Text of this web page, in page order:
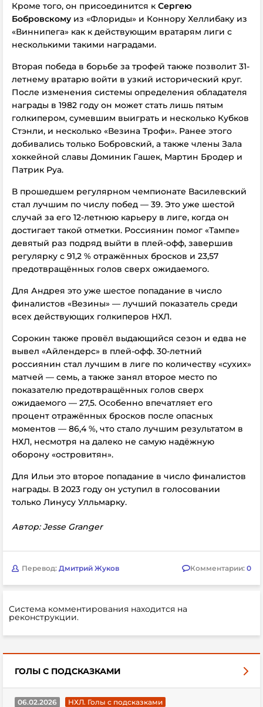
Кроме того, он присоединится к Сергею
Бобровскому из «Флориды» и Коннору Хеллибаку из
«Виннипега» как к действующим вратарям лиги с
несколькими такими наградами.
Вторая победа в борьбе за трофей также позволит 31-
летнему вратарю войти в узкий исторический круг.
После изменения системы определения обладателя
награды в 1982 году он может стать лишь пятым
голкипером, сумевшим выиграть и несколько Кубков
Стэнли, и несколько «Везина Трофи». Ранее этого
добивались только Бобровский, а также члены Зала
хоккейной славы Доминик Гашек, Мартин Бродер и
Патрик Руа.
В прошедшем регулярном чемпионате Василевский
стал лучшим по числу побед — 39. Это уже шестой
случай за его 12-летнюю карьеру в лиге, когда он
достигает такой отметки. Россиянин помог «Тампе»
девятый раз подряд выйти в плей-офф, завершив
регулярку с 91,2 % отражённых бросков и 23,57
предотвращённых голов сверх ожидаемого.
Для Андрея это уже шестое попадание в число
финалистов «Везины» — лучший показатель среди
всех действующих голкиперов НХЛ.
Сорокин также провёл выдающийся сезон и едва не
вывел «Айлендерс» в плей-офф. 30-летний
россиянин стал лучшим в лиге по количеству «сухих»
матчей — семь, а также занял второе место по
показателю предотвращённых голов сверх
ожидаемого — 27,5. Особенно впечатляет его
процент отражённых бросков после опасных
моментов — 86,4 %, что стало лучшим результатом в
НХЛ, несмотря на далеко не самую надёжную
оборону «островитян».
Для Ильи это второе попадание в число финалистов
награды. В 2023 году он уступил в голосовании
только Линусу Улльмарку.
Автор: Jesse Granger
Перевод: Дмитрий Жуков Комментарии: 0
Система комментирования находится на
реконструкции.
ГОЛЫ С ПОДСКАЗКАМИ
06.02.2026
НХЛ. Голы с подсказками